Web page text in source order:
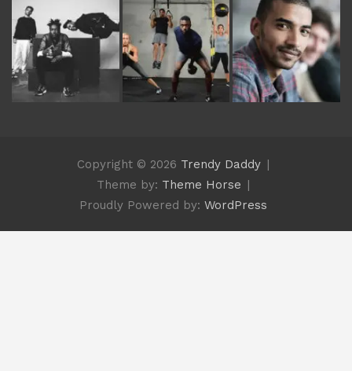
Copyright © 2026 Trendy Daddy
Theme by: Theme Horse
Proudly Powered by: WordPress